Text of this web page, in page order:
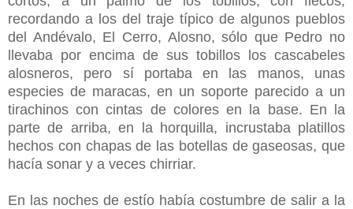
recordando a los del traje típico de algunos pueblos
del Andévalo, El Cerro, Alosno, sólo que Pedro no
llevaba por encima de sus tobillos los cascabeles
alosneros, pero sí portaba en las manos, unas
especies de maracas, en un soporte parecido a un
tirachinos con cintas de colores en la base. En la
parte de arriba, en la horquilla, incrustaba platillos
hechos con chapas de las botellas de gaseosas, que
hacía sonar y a veces chirriar.
En las noches de estío había costumbre de salir a la